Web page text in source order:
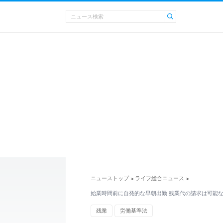
ニューストップ > ライフ総合ニュース >
始業時間前に自発的な早朝出勤 残業代の請求は可能
残業 労働基準法